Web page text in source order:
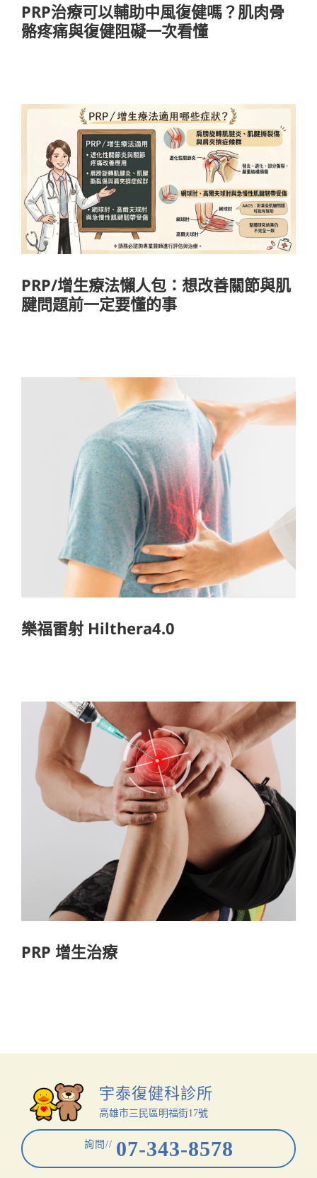
PRP治療可以輔助中風復健嗎？肌肉骨
骼疼痛與復健阻礙一次看懂
PRP/增生療法懶人包：想改善關節與肌腱
問題前一定要懂的事
醫療知識
PRP/增生療法懶人包：想改善關節與肌
腱問題前一定要懂的事
樂福雷射 Hilthera4.0
熱門療程 熱門療程(ad)
樂福雷射 Hilthera4.0
PRP 增生治療
PRP 增生治療
宇泰復健科診所
高雄市三民區明福街17號
詢問// 07-343-8578